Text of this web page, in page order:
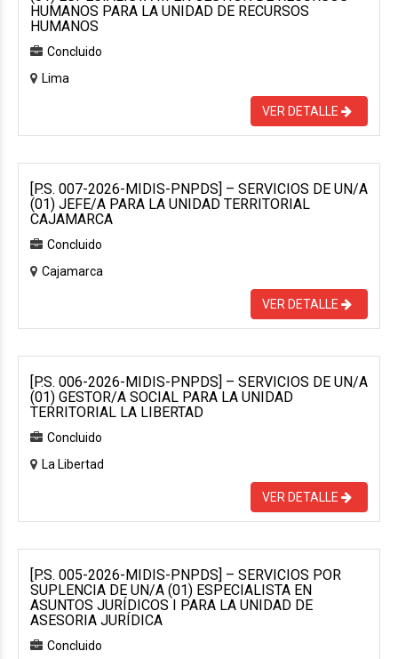
HUMANOS PARA LA UNIDAD DE RECURSOS
HUMANOS
Concluido
Lima
VER DETALLE
[P.S. 007-2026-MIDIS-PNPDS] – SERVICIOS DE UN/A
(01) JEFE/A PARA LA UNIDAD TERRITORIAL
CAJAMARCA
Concluido
Cajamarca
VER DETALLE
[P.S. 006-2026-MIDIS-PNPDS] – SERVICIOS DE UN/A
(01) GESTOR/A SOCIAL PARA LA UNIDAD
TERRITORIAL LA LIBERTAD
Concluido
La Libertad
VER DETALLE
[P.S. 005-2026-MIDIS-PNPDS] – SERVICIOS POR
SUPLENCIA DE UN/A (01) ESPECIALISTA EN
ASUNTOS JURÍDICOS I PARA LA UNIDAD DE
ASESORIA JURÍDICA
Concluido